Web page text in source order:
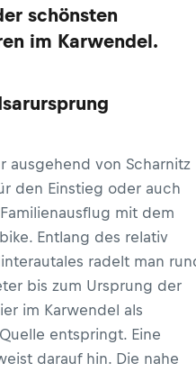
schönsten
im Karwendel.
ausgehend von Scharnitz
den Einstieg oder auch
mit dem
Entlang des relativ
radelt man
bis zum Ursprung der
im Karwendel als
entspringt. Eine
darauf hin. Die nahe